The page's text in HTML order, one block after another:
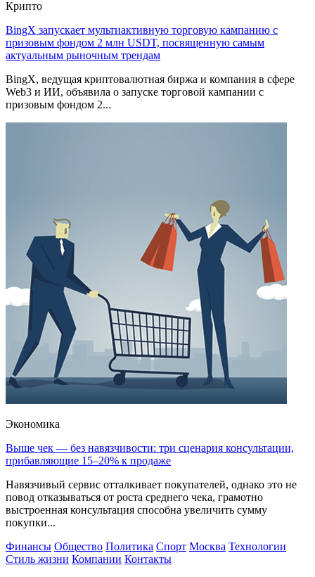
Крипто
BingX запускает мультиактивную торговую кампанию с
призовым фондом 2 млн USDT, посвященную самым
актуальным рыночным трендам
BingX, ведущая криптовалютная биржа и компания в сфере
Web3 и ИИ, объявила о запуске торговой кампании с
призовым фондом 2...
Экономика
Выше чек — без навязчивости: три сценария консультации,
прибавляющие 15–20% к продаже
Навязчивый сервис отталкивает покупателей, однако это не
повод отказываться от роста среднего чека, грамотно
выстроенная консультация способна увеличить сумму
покупки...
Финансы Общество Политика Спорт Москва Технологии
Стиль жизни Компании Контакты